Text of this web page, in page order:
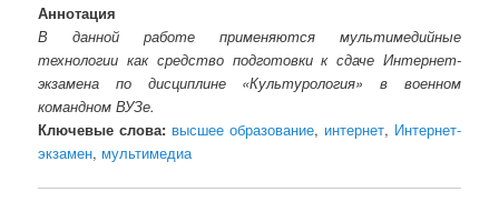
Аннотация
В данной работе применяются мультимедийные
технологии как средство подготовки к сдаче Интернет-
экзамена по дисциплине «Культурология» в военном
командном ВУЗе.
Ключевые слова: высшее образование, интернет, Интернет-
экзамен, мультимедиа